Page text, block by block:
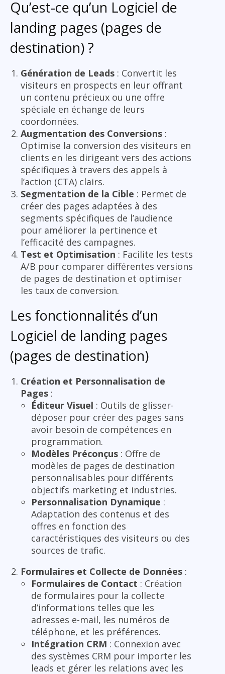
Qu’est-ce qu’un Logiciel de
landing pages (pages de
destination) ?
Génération de Leads : Convertit les
visiteurs en prospects en leur offrant
un contenu précieux ou une offre
spéciale en échange de leurs
coordonnées.
Augmentation des Conversions :
Optimise la conversion des visiteurs en
clients en les dirigeant vers des actions
spécifiques à travers des appels à
l’action (CTA) clairs.
Segmentation de la Cible : Permet de
créer des pages adaptées à des
segments spécifiques de l’audience
pour améliorer la pertinence et
l’efficacité des campagnes.
Test et Optimisation : Facilite les tests
A/B pour comparer différentes versions
de pages de destination et optimiser
les taux de conversion.
Les fonctionnalités d’un
Logiciel de landing pages
(pages de destination)
Création et Personnalisation de
Pages :
Éditeur Visuel : Outils de glisser-
déposer pour créer des pages sans
avoir besoin de compétences en
programmation.
Modèles Préconçus : Offre de
modèles de pages de destination
personnalisables pour différents
objectifs marketing et industries.
Personnalisation Dynamique :
Adaptation des contenus et des
offres en fonction des
caractéristiques des visiteurs ou des
sources de trafic.
Formulaires et Collecte de Données :
Formulaires de Contact : Création
de formulaires pour la collecte
d’informations telles que les
adresses e-mail, les numéros de
téléphone, et les préférences.
Intégration CRM : Connexion avec
des systèmes CRM pour importer les
leads et gérer les relations avec les